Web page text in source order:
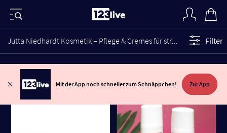
Jutta Niedhardt Kosmetik – Pflege & Cremes für strahlende Haut Filter
Mit der App noch schneller zum Schnäppchen! Zur App